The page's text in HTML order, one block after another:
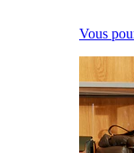
Vous